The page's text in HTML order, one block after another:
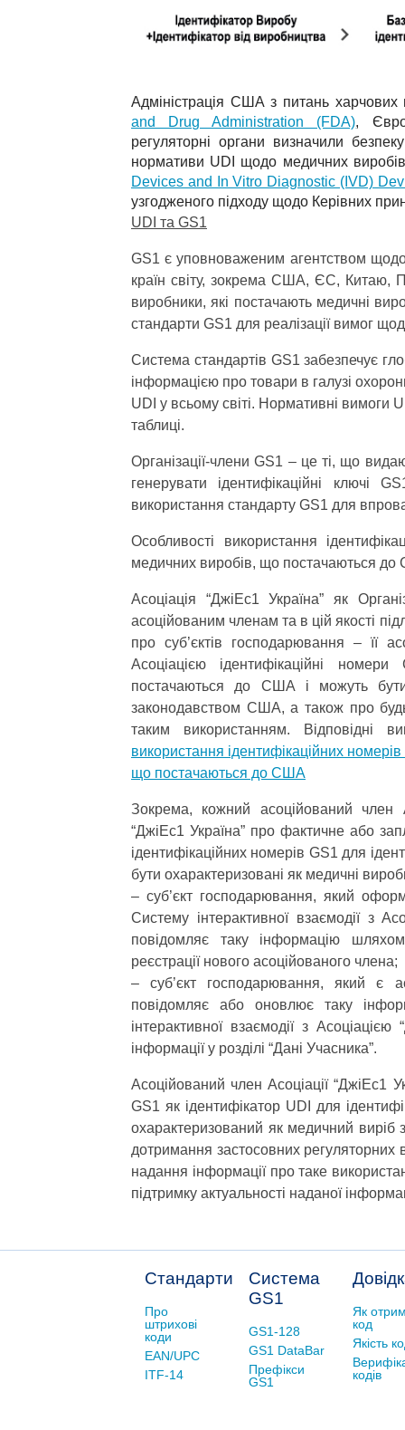
Адміністрація США з питань харчових
and Drug Administration (FDA),
регуляторні органи визначили
нормативи UDI щодо медичних
Devices and In Vitro Diagnostic (IVD)
узгодженого підходу щодо Керівних
UDI та GS1
GS1 є уповноваженим агентством
країн світу, зокрема США, ЄС, Китаю,
виробники, які постачають медичні
стандарти GS1 для реалізації вимог
Система стандартів GS1 забезпечує
інформацією про товари в галузі
UDI у всьому світі. Нормативні вимоги
таблиці.
Організації-члени GS1 – це ті, що
генерувати ідентифікаційні
використання стандарту GS1 для
Особливості використання
медичних виробів, що постачаються
Асоціація “ДжіЕс1 Україна” як
асоційованим членам та в цій якості
про суб’єктів господарювання – її
Асоціацією ідентифікаційні
постачаються до США і можуть бути
законодавством США, а також про будь-
таким використанням. Відповідні
використання ідентифікаційних
що постачаються до США
Зокрема, кожний асоційований член
“ДжіЕс1 Україна” про фактичне або
ідентифікаційних номерів GS1 для
бути охарактеризовані як медичні
– суб’єкт господарювання, який
Систему інтерактивної взаємодії з
повідомляє таку інформацію
реєстрації нового асоційованого члена;
– суб’єкт господарювання, який є
повідомляє або оновлює таку
інтерактивної взаємодії з
інформації у розділі “Дані Учасника”.
Асоційований член Асоціації “ДжіЕс1
GS1 як ідентифікатор UDI для
охарактеризований як медичний виріб
дотримання застосовних регуляторних
надання інформації про таке
підтримку актуальності наданої
Стандарти
Про
штрихові
коди
EAN/UPC
ITF-14
Система
GS1
GS1-128
GS1 DataBar
Префікси
GS1
Як
код
Якість
кодів